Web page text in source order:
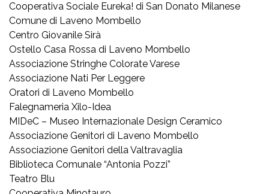
Cooperativa Sociale Eureka! di San Donato Milanese
Comune di Laveno Mombello
Centro Giovanile Sirà
Ostello Casa Rossa di Laveno Mombello
Associazione Stringhe Colorate Varese
Associazione Nati Per Leggere
Oratori di Laveno Mombello
Falegnameria Xilo-Idea
MIDeC – Museo Internazionale Design Ceramico
Associazione Genitori di Laveno Mombello
Associazione Genitori della Valtravaglia
Biblioteca Comunale “Antonia Pozzi”
Teatro Blu